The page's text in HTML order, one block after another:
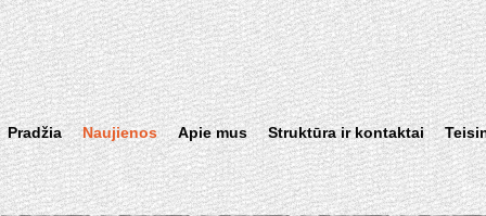
Pradžia Naujienos Apie mus Struktūra ir kontaktai